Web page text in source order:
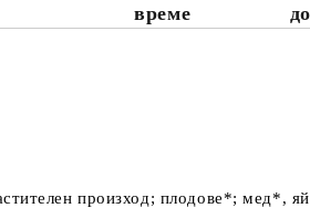
време
произход; плодове*; мед*,